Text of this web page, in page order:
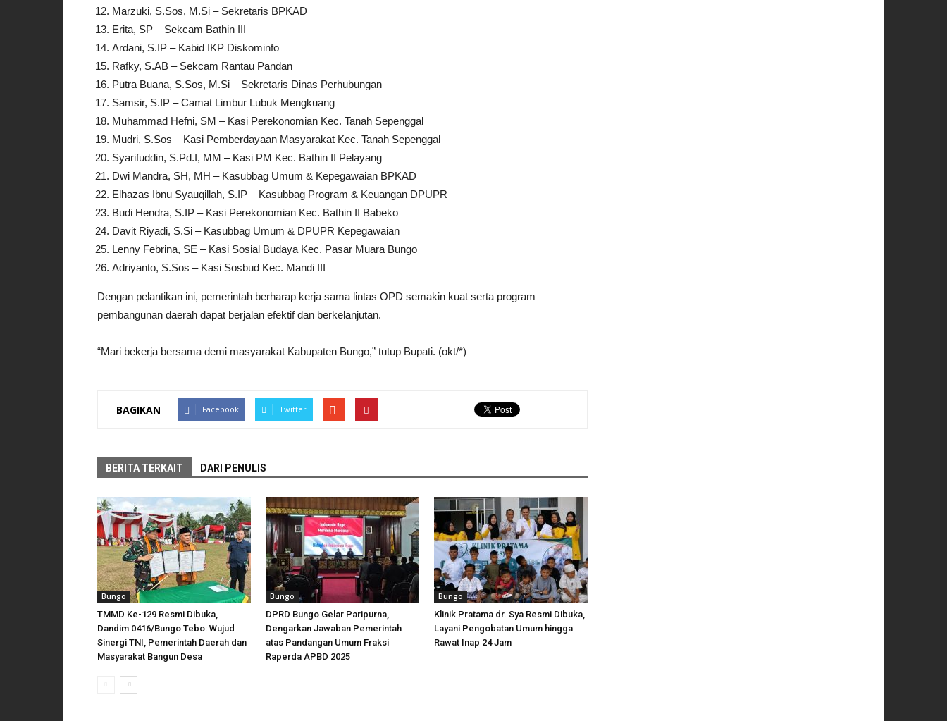
Marzuki, S.Sos, M.Si – Sekretaris BPKAD
Erita, SP – Sekcam Bathin III
Ardani, S.IP – Kabid IKP Diskominfo
Rafky, S.AB – Sekcam Rantau Pandan
Putra Buana, S.Sos, M.Si – Sekretaris Dinas Perhubungan
Samsir, S.IP – Camat Limbur Lubuk Mengkuang
Muhammad Hefni, SM – Kasi Perekonomian Kec. Tanah Sepenggal
Mudri, S.Sos – Kasi Pemberdayaan Masyarakat Kec. Tanah Sepenggal
Syarifuddin, S.Pd.I, MM – Kasi PM Kec. Bathin II Pelayang
Dwi Mandra, SH, MH – Kasubbag Umum & Kepegawaian BPKAD
Elhazas Ibnu Syauqillah, S.IP – Kasubbag Program & Keuangan DPUPR
Budi Hendra, S.IP – Kasi Perekonomian Kec. Bathin II Babeko
Davit Riyadi, S.Si – Kasubbag Umum & DPUPR Kepegawaian
Lenny Febrina, SE – Kasi Sosial Budaya Kec. Pasar Muara Bungo
Adriyanto, S.Sos – Kasi Sosbud Kec. Mandi III
Dengan pelantikan ini, pemerintah berharap kerja sama lintas OPD semakin kuat serta program
pembangunan daerah dapat berjalan efektif dan berkelanjutan.
“Mari bekerja bersama demi masyarakat Kabupaten Bungo,” tutup Bupati. (okt/*)
BAGIKAN Facebook Twitter
BERITA TERKAIT DARI PENULIS
Bungo
TMMD Ke-129 Resmi Dibuka,
Dandim 0416/Bungo Tebo: Wujud
Sinergi TNI, Pemerintah Daerah dan
Masyarakat Bangun Desa
Bungo
DPRD Bungo Gelar Paripurna,
Dengarkan Jawaban Pemerintah
atas Pandangan Umum Fraksi
Raperda APBD 2025
Bungo
Klinik Pratama dr. Sya Resmi Dibuka,
Layani Pengobatan Umum hingga
Rawat Inap 24 Jam